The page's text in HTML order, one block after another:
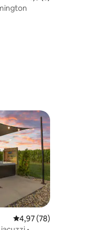
Gemiddelde
4,97 (78)